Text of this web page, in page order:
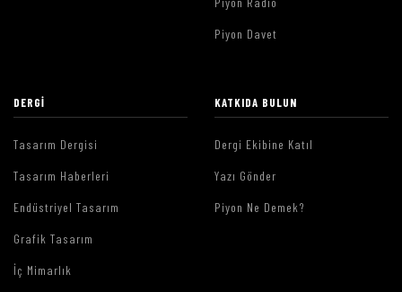
Piyon Davet
DERGI
Tasarım Dergisi
Tasarım Haberleri
Endüstriyel Tasarım
Grafik Tasarım
İç Mimarlık
KATKIDA BULUN
Dergi Ekibine Katıl
Yazı Gönder
Piyon Ne Demek?